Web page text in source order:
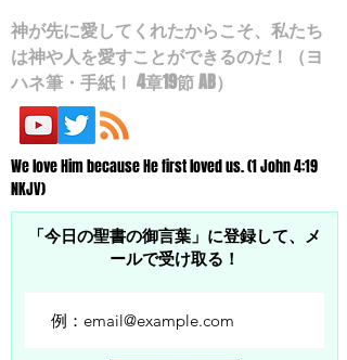
神が先に愛してくれたからこそ、私たち
は神や人を愛すことができるのだ！（ヨ
ハネ筆・手紙Ⅰ 4章19節 AB）
We love Him because He first loved us. (1 John 4:19
NKJV)
「今日の聖書の御言葉」に登録して、メ
ールで受け取る！